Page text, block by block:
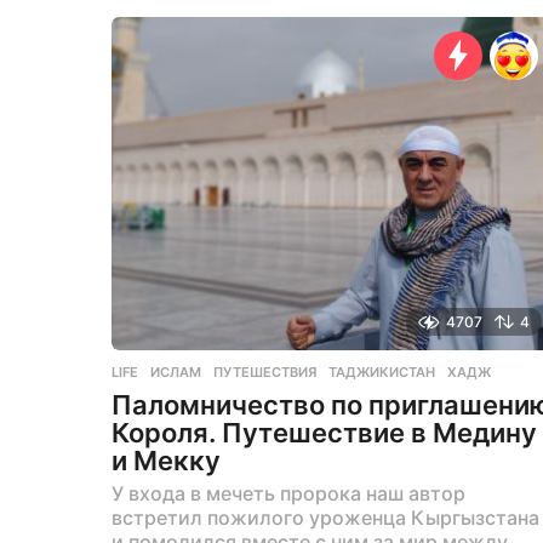
д
4707 4
LIFE ИСЛАМ ,ПУТЕШЕСТВИЯ ,ТАДЖИКИСТАН ,ХАДЖ
Паломничество по
Короля. Путешествие в Медину
и Мекку
У входа в мечеть пророка наш автор
встретил пожилого уроженца Кыргызстана